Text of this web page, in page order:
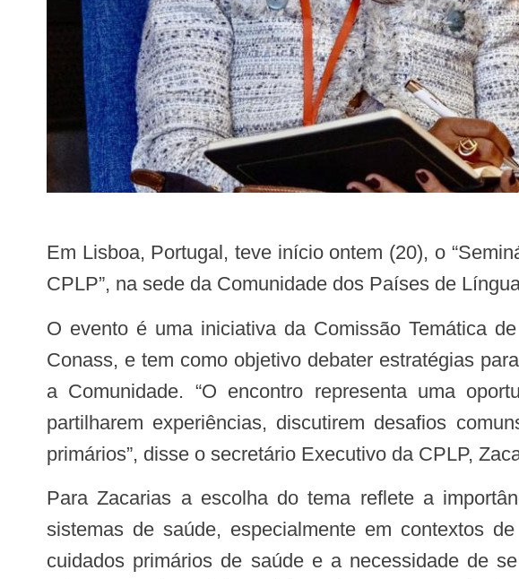
Em Lisboa, Portugal, teve início ontem (20), o “Seminário Internacional Cuidados de Saúde Primários nos Estados-membros da
CPLP”, na sede da Comunidade dos Países de
O evento é uma iniciativa da Comissão Temática de Saúde e Segurança Alimentar e Nutricional da CPLP, coordenada pelo
Conass, e tem como objetivo debater estratégias
a Comunidade. “O encontro representa uma
partilharem experiências, discutirem desafios
primários”, disse o secretário Executivo da CPLP,
Para Zacarias a escolha do tema reflete a importância crescente atribuída à atenção primária como pilar fundamental dos
sistemas de saúde, especialmente em contextos
cuidados primários de saúde e a necessidade de